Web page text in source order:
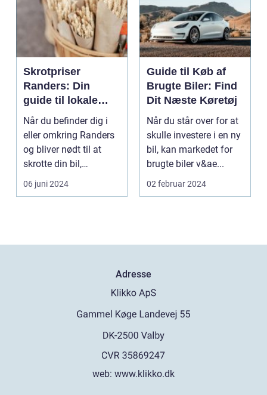
Skrotpriser
Randers: Din
guide til lokale
muligheder
Når du befinder dig i
eller omkring Randers
og bliver nødt til at
skrotte din bil,
gammelt jern elle...
06 juni 2024
Guide til Køb af
Brugte Biler: Find
Dit Næste Køretøj
Når du står over for at
skulle investere i en ny
bil, kan markedet for
brugte biler v&ae...
02 februar 2024
Adresse
web: www.klikko.dk